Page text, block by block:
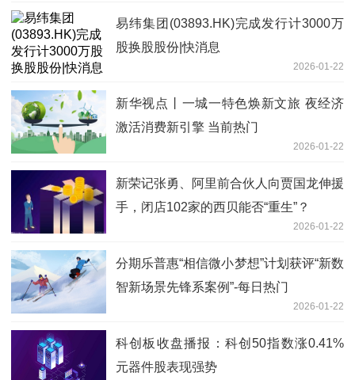
易纬集团(03893.HK)完成发行计3000万
股换股股份|快消息
2026-01-22
新华视点丨一城一特色焕新文旅 夜经济
激活消费新引擎 当前热门
2026-01-22
新荣记张勇、阿里前合伙人向贾国龙伸援
手，闭店102家的西贝能否“重生”？
2026-01-22
分期乐普惠“相信微小梦想”计划获评“新数
智新场景先锋系案例”-每日热门
2026-01-22
科创板收盘播报：科创50指数涨0.41%
元器件股表现强势